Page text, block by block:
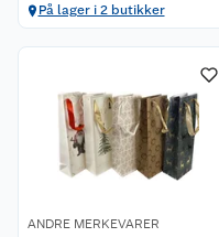
På lager i 2 butikker
ANDRE MERKEVARER